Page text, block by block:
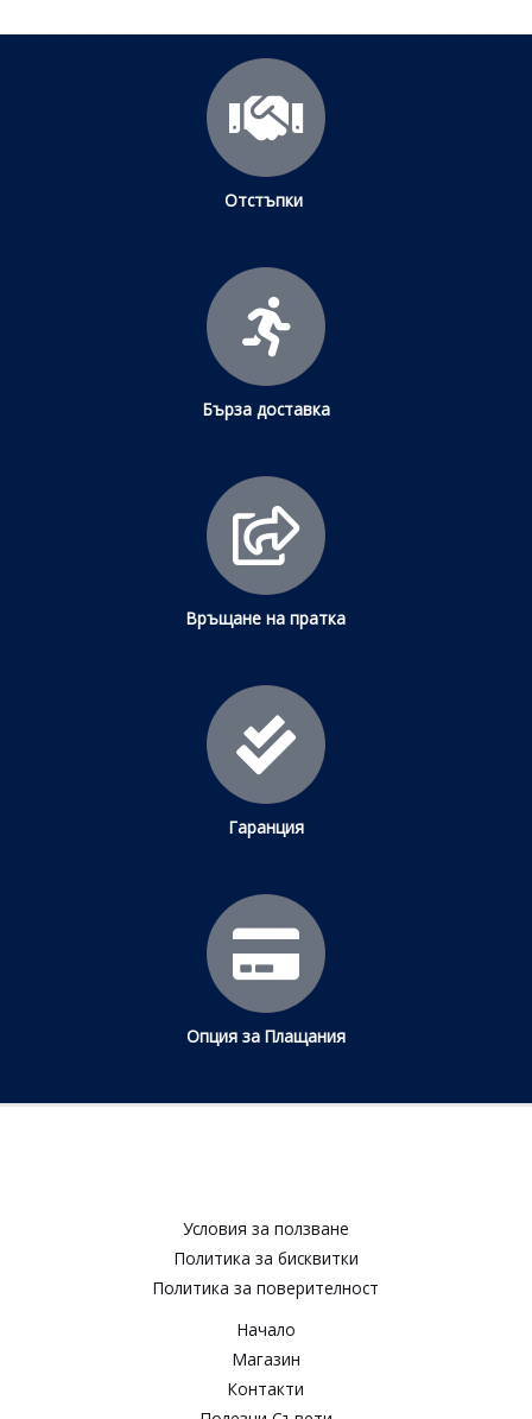
Отстъпки
Бърза доставка
Връщане на пратка
Гаранция
Опция за Плащания
Условия за ползване​
Политика за бисквитки​
Политика за поверителност​
Начало
Магазин
Контакти